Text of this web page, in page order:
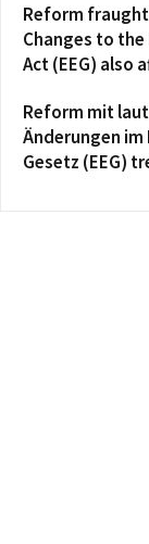
Reform
Changes to the
Act (EEG) also
Reform mit
Änderungen
Gesetz (EEG)